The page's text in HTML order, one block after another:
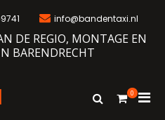
info@bandentaxi.nl
DE REGIO, MONTAGE EN
BARENDRECHT
Bandengarage met eigen webshop
Toon
0